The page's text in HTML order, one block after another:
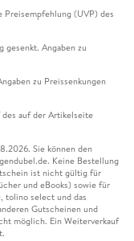
(UVP) des
gesenkt. Angaben zu
zu Preissenkungen
auf der Artikelseite
Sie können den
Keine Bestellung
ist nicht gültig für
und eBooks) sowie für
tolino select und das
Gutscheinen und
möglich. Ein Weiterverkauf